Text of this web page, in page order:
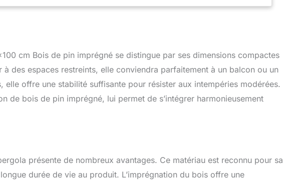
cm Bois de pin imprégné se distingue par ses dimensions compactes
des espaces restreints, elle conviendra parfaitement à un balcon ou un
offre une stabilité suffisante pour résister aux intempéries modérées.
de bois de pin imprégné, lui permet de s’intégrer harmonieusement
présente de nombreux avantages. Ce matériau est reconnu pour sa
durée de vie au produit. L’imprégnation du bois offre une